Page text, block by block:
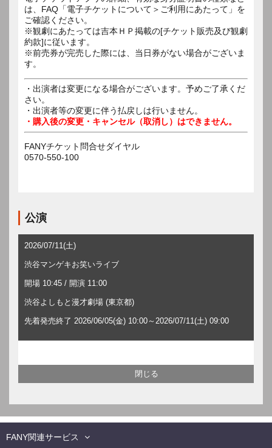
は、FAQ「電子チケットについて＞ご利用にあたって」を
ご確認ください。
※観劇にあたっては吉本ＨＰ掲載の[チケット販売及び観劇
約款]に従います。
※前売券が完売した際には、当日券がない場合がございま
す。
・出演者は変更になる場合がございます。予めご了承くだ
さい。
・出演者等の変更に伴う払戻しは行いません。
・購入後の変更・キャンセル（取消し）はできません。
FANYチケット問合せダイヤル
0570-550-100
公演
2026/07/11(土)
渋谷マンゲキお笑いライブ
開場 10:45 / 開演 11:00
渋谷よしもと漫才劇場 (東京都)
先着発売終了 2026/06/05(金) 10:00～2026/07/11(土) 09:00
FANY関連サービス